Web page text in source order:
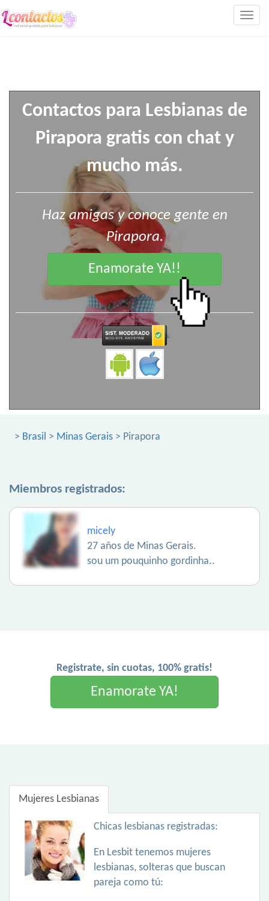
Contactos para Lesbianas de
Pirapora gratis con chat y
mucho más.
Haz amigas y conoce gente en
Pirapora.
Enamorate YA!!
> Brasil > Minas Gerais > Pirapora
Miembros registrados:
micely
27 años de Minas Gerais.
sou um pouquinho gordinha..
Registrate, sin cuotas, 100% gratis!
Enamorate YA!
Mujeres Lesbianas
Chicas lesbianas registradas:
En Lesbit tenemos mujeres
lesbianas, solteras que buscan
pareja como tú: